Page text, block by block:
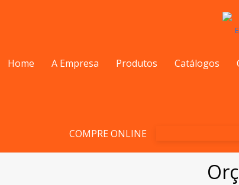
Home A Empresa Produtos Catálogos
COMPRE ONLINE